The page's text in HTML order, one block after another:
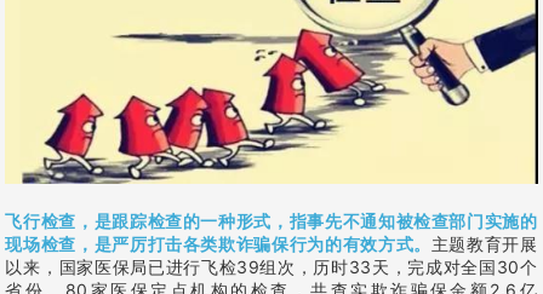
飞行检查，是跟踪检查的一种形式，指事先不通知被检查部门实施的
现场检查，是严厉打击各类欺诈骗保行为的有效方式。 主题教育开展
以来，国家医保局已进行飞检39组次，历时33天，完成对全国30个